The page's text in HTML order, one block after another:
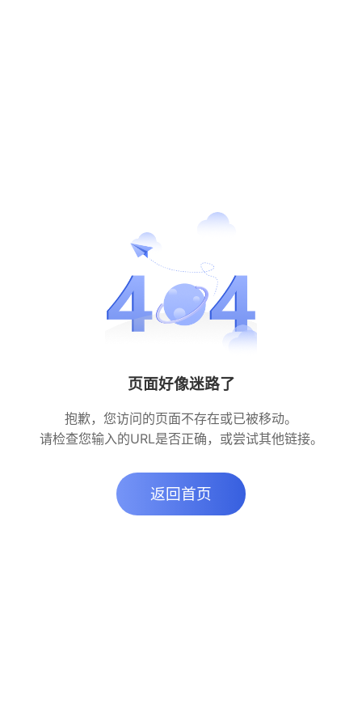
页面好像迷路了
抱歉，您访问的页面不存在或已被移动。
请检查您输入的URL是否正确，或尝试其他链接。
返回首页